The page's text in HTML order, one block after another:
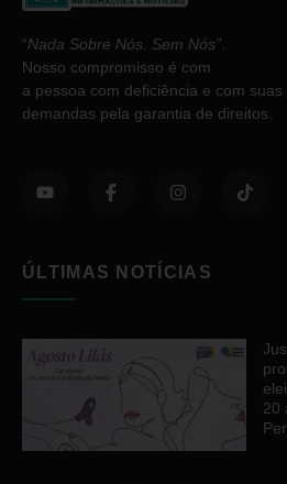
“Nada Sobre Nós. Sem Nós”
Nosso compromisso é com
a pessoa com deficiência e com suas
demandas pela garantia de direitos.
ÚLTIMAS NOTÍCIAS
20